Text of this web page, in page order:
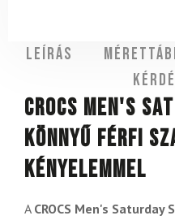
Leírás
CROCS Men's
könnyű férfi
kényelemmel
A CROCS Men's Saturday